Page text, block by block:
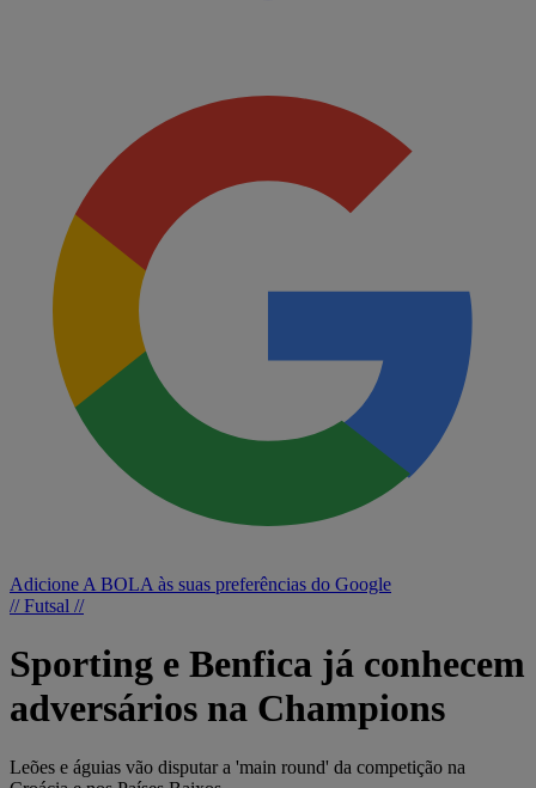
Adicione A BOLA às suas preferências do Google
// Futsal //
Sporting e Benfica já conhecem
adversários na Champions
Leões e águias vão disputar a 'main round' da competição na